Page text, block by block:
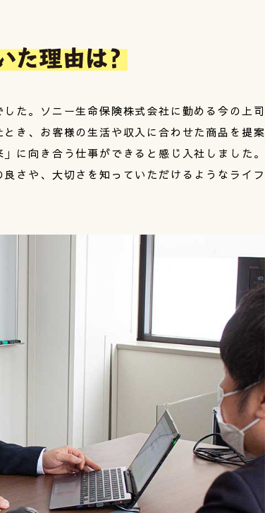
た。ソニー生命保険株式会社に勤める今の上司
き、お客様の生活や収入に合わせた商品を提案
に向き合う仕事ができると感じ入社しました。
さや、大切さを知っていただけるようなライフ